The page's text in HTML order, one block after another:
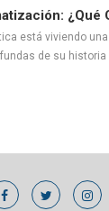
¿Qué
está viviendo
de su historia